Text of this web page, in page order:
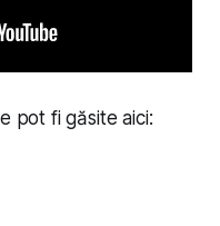
pot fi găsite aici: